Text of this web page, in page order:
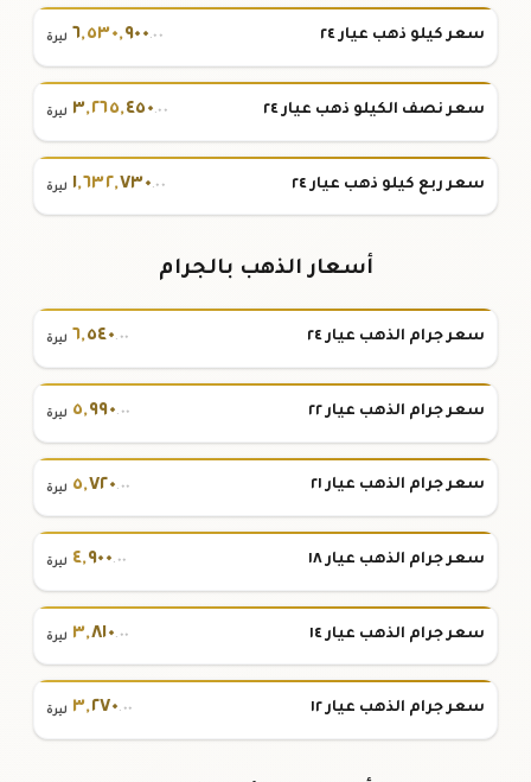
سعر كيلو ذهب عيار ٢٤ ٦,٥٣٠,٩٠٠.٠٠ ليرة
سعر نصف الكيلو ذهب عيار ٢٤ ٣,٢٦٥,٤٥٠.٠٠ ليرة
سعر ربع كيلو ذهب عيار ٢٤ ١,٦٣٢,٧٣٠.٠٠ ليرة
أسعار الذهب بالجرام
سعر جرام الذهب عيار ٢٤ ٦,٥٤٠.٠٠ ليرة
سعر جرام الذهب عيار ٢٢ ٥,٩٩٠.٠٠ ليرة
سعر جرام الذهب عيار ٢١ ٥,٧٢٠.٠٠ ليرة
سعر جرام الذهب عيار ١٨ ٤,٩٠٠.٠٠ ليرة
سعر جرام الذهب عيار ١٤ ٣,٨١٠.٠٠ ليرة
سعر جرام الذهب عيار ١٢ ٣,٢٧٠.٠٠ ليرة